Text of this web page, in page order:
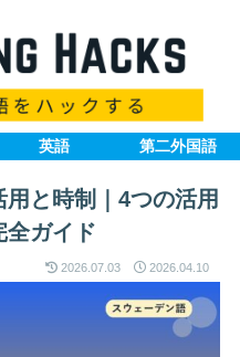
英語 第二外国語
と時制｜4つの活用
全ガイド
2026.07.03 2026.04.10